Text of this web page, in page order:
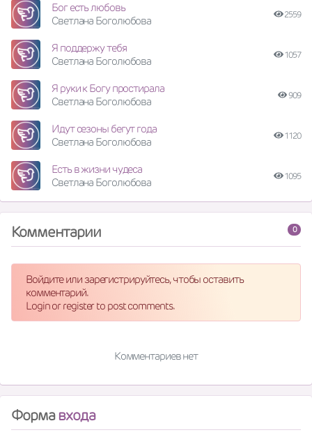
Бог есть любовь
Светлана Боголюбова
2559
Я поддержу тебя
Светлана Боголюбова
1057
Я руки к Богу простирала
Светлана Боголюбова
909
Идут сезоны бегут года
Светлана Боголюбова
1120
Есть в жизни чудеса
Светлана Боголюбова
1095
0
Комментарии
Войдите или зарегистрируйтесь, чтобы оставить
комментарий.
Login or register to post comments.
Комментариев нет
Формавхода